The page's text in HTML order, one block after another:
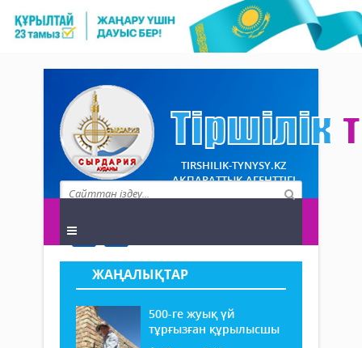
TIRSHILIK-TYNYSY.KZ
АҚПАРАТТЫҚ АГЕНТТІГІ
ЖАҢАЛЫҚТАР
500-ге жуық үй
тұрғызған құрылысшы